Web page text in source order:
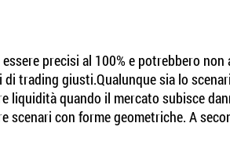
precisi al 100% e potrebbero
trading giusti.Qualunque sia lo
liquidità quando il mercato subisce
con forme geometriche. A